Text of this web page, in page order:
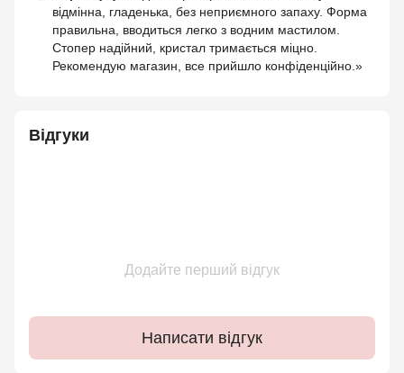
відмінна, гладенька, без неприємного запаху. Форма
правильна, вводиться легко з водним мастилом.
Стопер надійний, кристал тримається міцно.
Рекомендую магазин, все прийшло конфіденційно.»
Відгуки
Додайте перший відгук
Написати відгук